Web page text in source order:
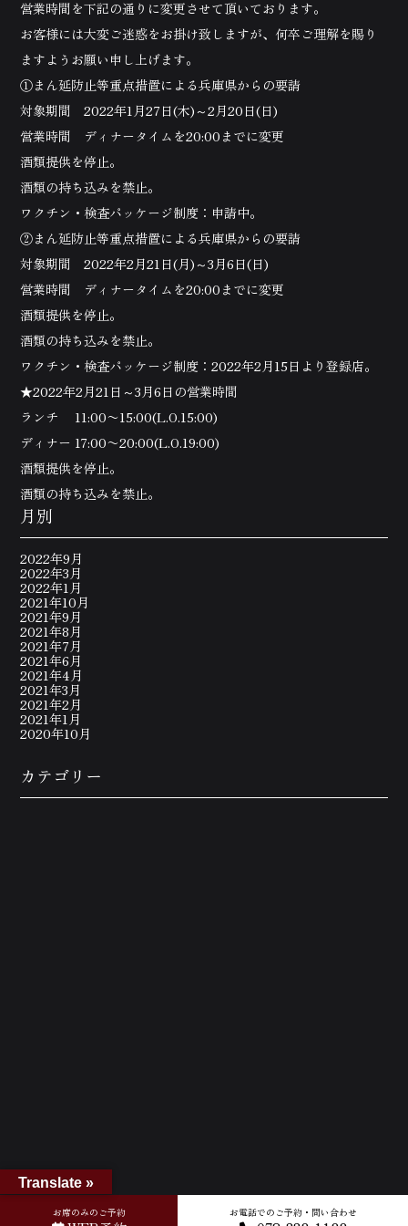
営業時間を下記の通りに変更させて頂いております。
お客様には大変ご迷惑をお掛け致しますが、何卒ご理解を賜り
ますようお願い申し上げます。
①まん延防止等重点措置による兵庫県からの要請
対象期間 2022年1月27日(木)～2月20日(日)
営業時間 ディナータイムを20:00までに変更
酒類提供を停止。
酒類の持ち込みを禁止。
ワクチン・検査パッケージ制度：申請中。
②まん延防止等重点措置による兵庫県からの要請
対象期間 2022年2月21日(月)～3月6日(日)
営業時間 ディナータイムを20:00までに変更
酒類提供を停止。
酒類の持ち込みを禁止。
ワクチン・検査パッケージ制度：2022年2月15日より登録店。
★2022年2月21日～3月6日の営業時間
ランチ 11:00〜15:00(L.O.15:00)
ディナー 17:00〜20:00(L.O.19:00)
酒類提供を停止。
酒類の持ち込みを禁止。
月別
2022年9月
2022年3月
2022年1月
2021年10月
2021年9月
2021年8月
2021年7月
2021年6月
2021年4月
2021年3月
2021年2月
2021年1月
2020年10月
カテゴリー
お席のみのご予約 お電話でのご予約・問い合わせ
Translate »